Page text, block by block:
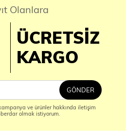
Olanlara
ÜCRETSİZ
KARGO
GÖNDER
ve ürünler hakkında iletişim
olmak istiyorum.